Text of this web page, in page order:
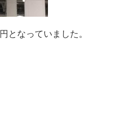
となっていました。